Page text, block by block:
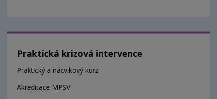
Praktická krizová intervence
Praktický a nácvikový kurz
Akreditace MPSV